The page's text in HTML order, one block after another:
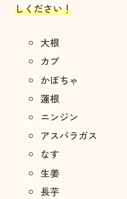
しください！
大根
カブ
かぼちゃ
蓮根
ニンジン
アスパラガス
なす
生姜
長芋